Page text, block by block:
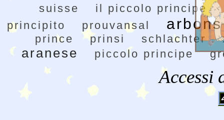
suisse
il piccolo principe
principito prouvansal arbons
prince prinsi schlachter
aranese piccolo principe
Accessi